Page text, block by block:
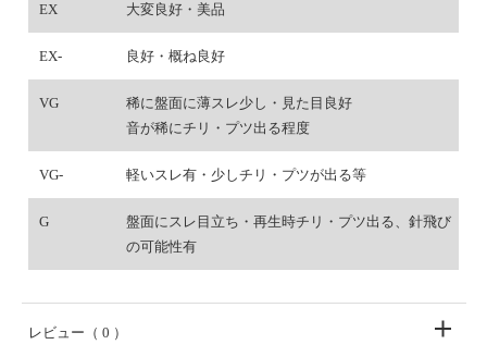
EX 大変良好・美品
EX- 良好・概ね良好
VG
稀に盤面に薄スレ少し・見た目良好
音が稀にチリ・プツ出る程度
VG- 軽いスレ有・少しチリ・プツが出る等
G
盤面にスレ目立ち・再生時チリ・プツ出る、針飛び
の可能性有
レビュー （ 0 ）